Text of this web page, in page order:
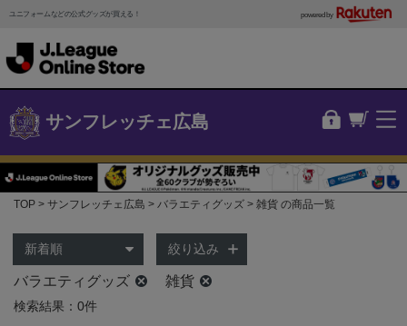
ユニフォームなどの公式グッズが買える！ powered by
サンフレッチェ広島
TOP サンフレッチェ広島 バラエティグッズ 雑貨 の商品一覧
絞り込み
バラエティグッズ 雑貨
検索結果：0件